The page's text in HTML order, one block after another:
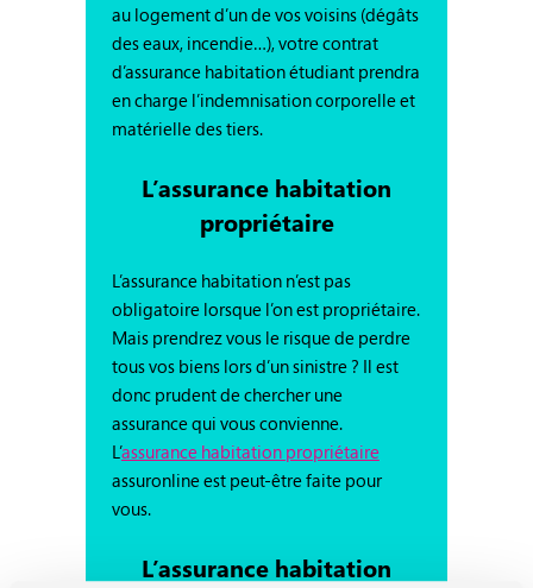
au logement d’un de vos voisins (dégâts
des eaux, incendie…), votre contrat
d’assurance habitation étudiant prendra
en charge l’indemnisation corporelle et
matérielle des tiers.
L’assurance habitation
propriétaire
L’assurance habitation n’est pas
obligatoire lorsque l’on est propriétaire.
Mais prendrez vous le risque de perdre
tous vos biens lors d’un sinistre ? Il est
donc prudent de chercher une
assurance qui vous convienne.
L’assurance habitation propriétaire
assuronline est peut-être faite pour
vous.
L’assurance habitation